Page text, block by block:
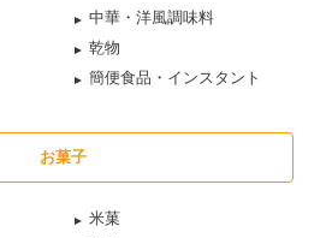
中華・洋風調味料
乾物
簡便食品・インスタント
お菓子
米菓